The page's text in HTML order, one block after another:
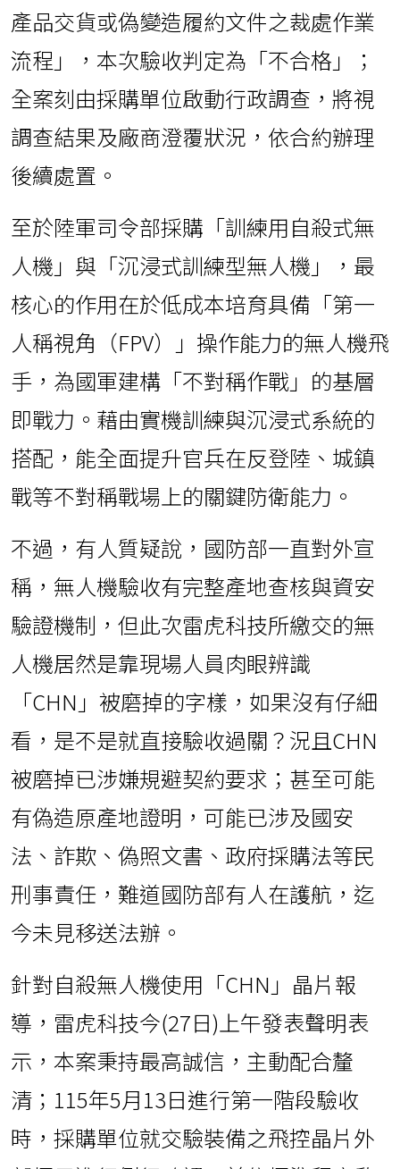
產品交貨或偽變造履約文件之裁處作業
流程」，本次驗收判定為「不合格」；
全案刻由採購單位啟動行政調查，將視
調查結果及廠商澄覆狀況，依合約辦理
後續處置。
至於陸軍司令部採購「訓練用自殺式無
人機」與「沉浸式訓練型無人機」，最
核心的作用在於低成本培育具備「第一
人稱視角（FPV）」操作能力的無人機飛
手，為國軍建構「不對稱作戰」的基層
即戰力。藉由實機訓練與沉浸式系統的
搭配，能全面提升官兵在反登陸、城鎮
戰等不對稱戰場上的關鍵防衛能力。
不過，有人質疑說，國防部一直對外宣
稱，無人機驗收有完整產地查核與資安
驗證機制，但此次雷虎科技所繳交的無
人機居然是靠現場人員肉眼辨識
「CHN」被磨掉的字樣，如果沒有仔細
看，是不是就直接驗收過關？況且CHN
被磨掉已涉嫌規避契約要求；甚至可能
有偽造原產地證明，可能已涉及國安
法、詐欺、偽照文書、政府採購法等民
刑事責任，難道國防部有人在護航，迄
今未見移送法辦。
針對自殺無人機使用「CHN」晶片報
導，雷虎科技今(27日)上午發表聲明表
示，本案秉持最高誠信，主動配合釐
清；115年5月13日進行第一階段驗收
時，採購單位就交驗裝備之飛控晶片外